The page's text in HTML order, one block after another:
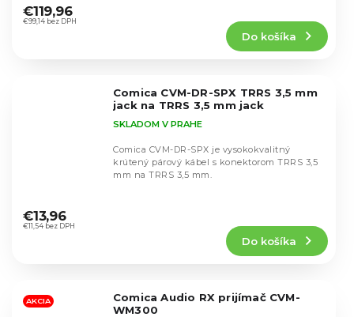
hodnotenie
produktu
€99,14 bez DPH
€119,96
Do košíka
Comica CVM-DR-SPX TRRS 3,5 mm
jack na TRRS 3,5 mm jack
hodnotenie
produktu
hviezdičiek.
SKLADOM V PRAHE
€11,54 bez DPH
€13,96
Do košíka
Comica CVM-DR-SPX je vysokokvalitný
krútený párový kábel s konektorom TRRS 3,5
mm na TRRS 3,5 mm.
AKCIA
Comica Audio RX prijímač CVM-
WM300